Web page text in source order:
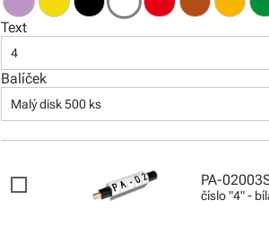
Text
4
Balíček
Malý disk 500 ks
PA-
číslo "4" -